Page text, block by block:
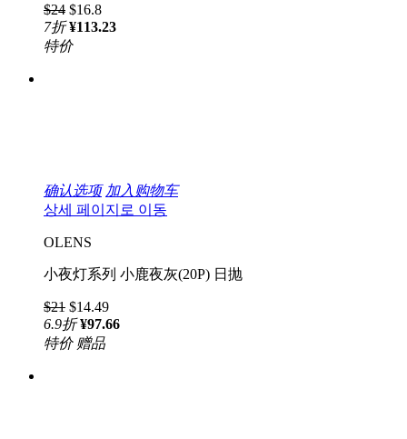
$24 $16.8
7折 ¥113.23
特价
确认选项 加入购物车
상세 페이지로 이동
OLENS
小夜灯系列 小鹿夜灰(20P) 日抛
$21 $14.49
6.9折 ¥97.66
特价 赠品